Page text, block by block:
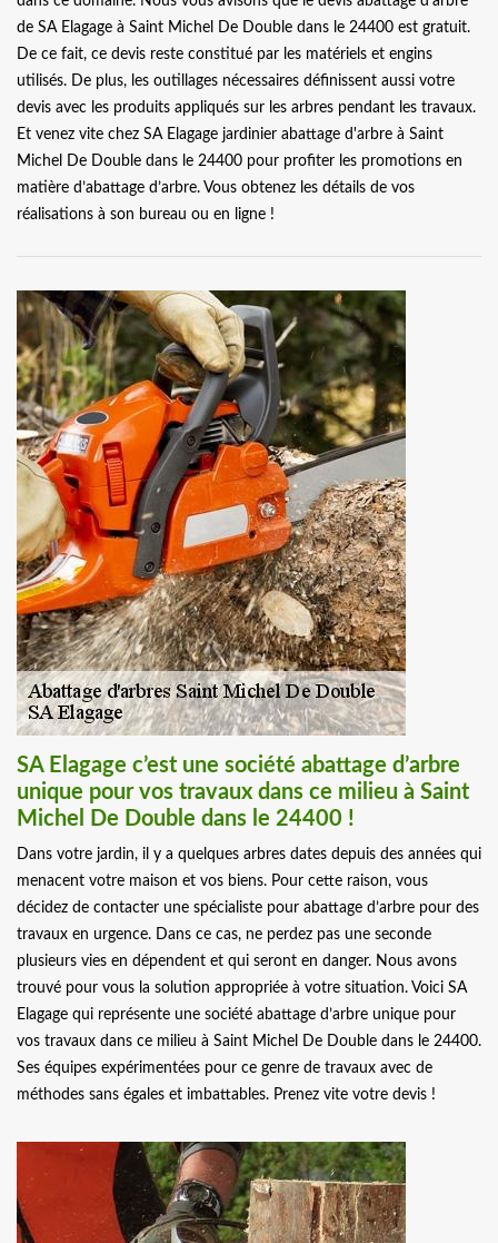
de SA Elagage à Saint Michel De Double dans le 24400 est gratuit.
De ce fait, ce devis reste constitué par les matériels et engins
utilisés. De plus, les outillages nécessaires définissent aussi votre
devis avec les produits appliqués sur les arbres pendant les travaux.
Et venez vite chez SA Elagage jardinier abattage d'arbre à Saint
Michel De Double dans le 24400 pour profiter les promotions en
matière d’abattage d’arbre. Vous obtenez les détails de vos
réalisations à son bureau ou en ligne !
SA Elagage c’est une société abattage d’arbre
unique pour vos travaux dans ce milieu à Saint
Michel De Double dans le 24400 !
Dans votre jardin, il y a quelques arbres dates depuis des années qui
menacent votre maison et vos biens. Pour cette raison, vous
décidez de contacter une spécialiste pour abattage d’arbre pour des
travaux en urgence. Dans ce cas, ne perdez pas une seconde
plusieurs vies en dépendent et qui seront en danger. Nous avons
trouvé pour vous la solution appropriée à votre situation. Voici SA
Elagage qui représente une société abattage d’arbre unique pour
vos travaux dans ce milieu à Saint Michel De Double dans le 24400.
Ses équipes expérimentées pour ce genre de travaux avec de
méthodes sans égales et imbattables. Prenez vite votre devis !